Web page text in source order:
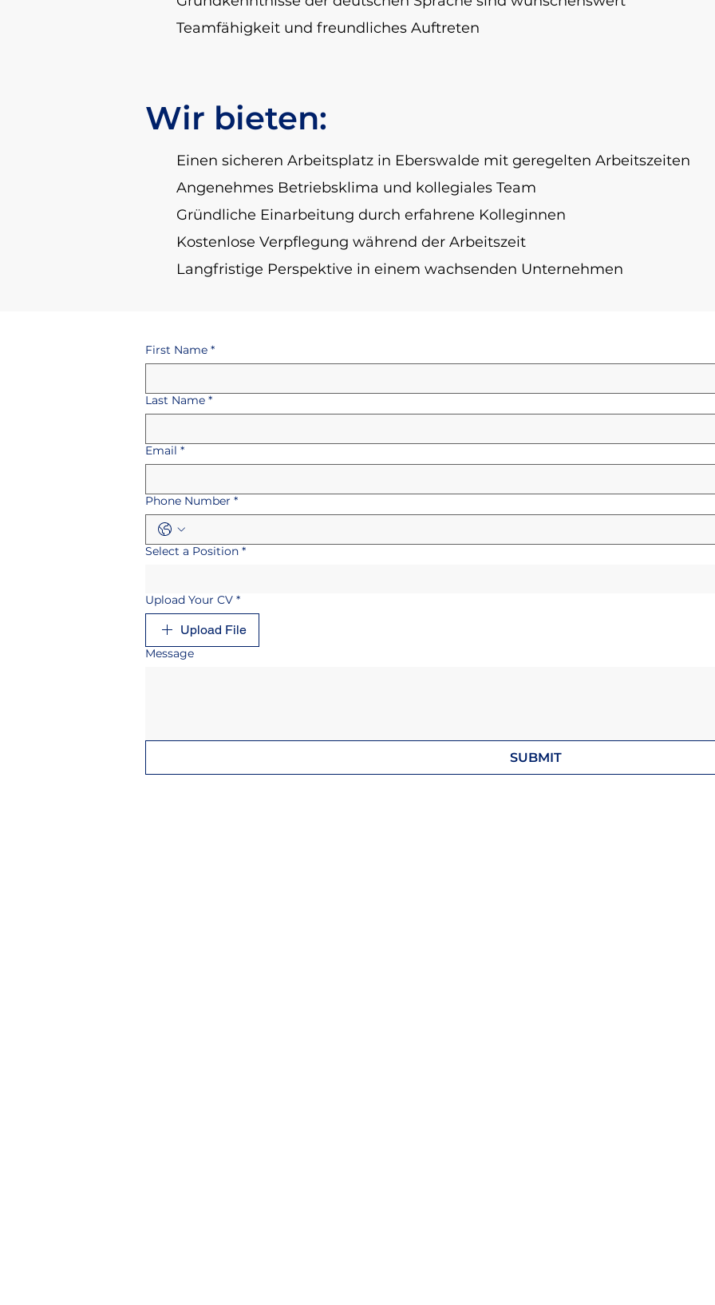
Teamfähigkeit und freundliches Auftreten
Wir bieten:
Einen sicheren Arbeitsplatz in Eberswalde mit geregelten Arbeitszeiten
Angenehmes Betriebsklima und kollegiales Team
Gründliche Einarbeitung durch erfahrene Kolleginnen
Kostenlose Verpflegung während der Arbeitszeit
Langfristige Perspektive in einem wachsenden Unternehmen
First Name *
Last Name *
Email *
Phone Number *
Select a Position *
Upload Your CV *
Upload File
Message
SUBMIT